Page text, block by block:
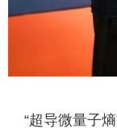
“超导微量子熵